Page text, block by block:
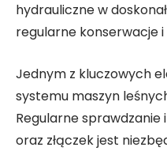
hydrauliczne w
regularne konserwacje
Jednym z kluczowych
systemu maszyn
Regularne
oraz złączek jest